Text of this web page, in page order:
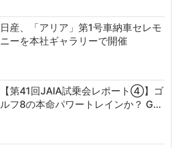
日産、「アリア」第1号車納車セレモ
ニーを本社ギャラリーで開催
【第41回JAIA試乗会レポート④】ゴ
ルフ8の本命パワートレインか？ G…